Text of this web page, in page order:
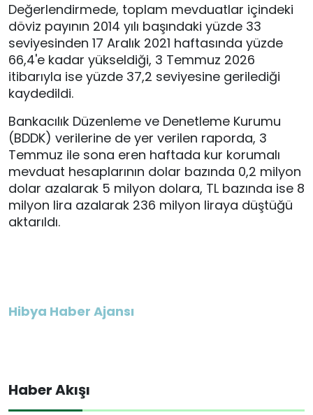
Değerlendirmede, toplam mevduatlar içindeki
döviz payının 2014 yılı başındaki yüzde 33
seviyesinden 17 Aralık 2021 haftasında yüzde
66,4'e kadar yükseldiği, 3 Temmuz 2026
itibarıyla ise yüzde 37,2 seviyesine gerilediği
kaydedildi.
Bankacılık Düzenleme ve Denetleme Kurumu
(BDDK) verilerine de yer verilen raporda, 3
Temmuz ile sona eren haftada kur korumalı
mevduat hesaplarının dolar bazında 0,2 milyon
dolar azalarak 5 milyon dolara, TL bazında ise 8
milyon lira azalarak 236 milyon liraya düştüğü
aktarıldı.
Hibya Haber Ajansı
Haber Akışı